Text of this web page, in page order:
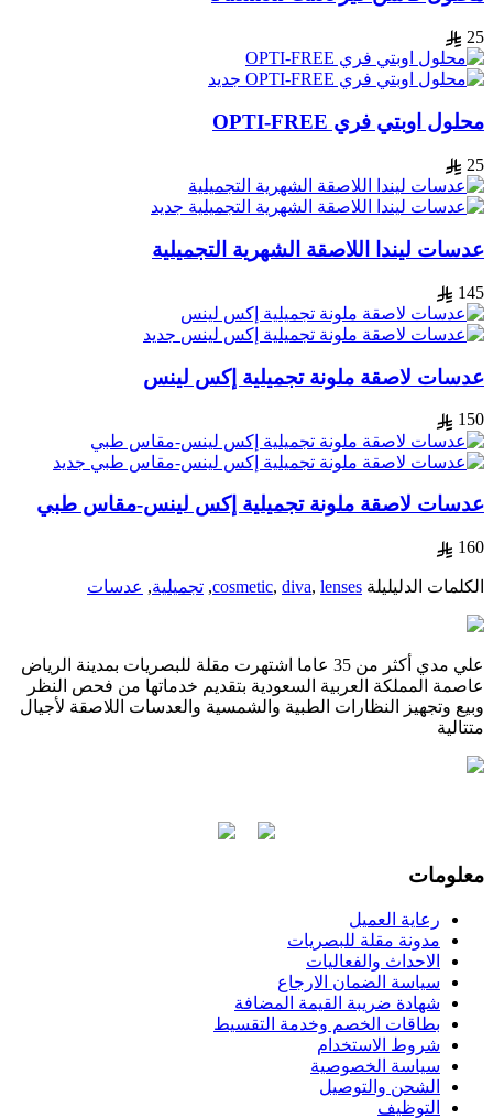
25
جديد
محلول اوبتي فري OPTI-FREE
25
جديد
عدسات ليندا اللاصقة الشهرية التجميلية
145
جديد
عدسات لاصقة ملونة تجميلية إكس لينس
150
جديد
عدسات لاصقة ملونة تجميلية إكس لينس-مقاس طبي
160
الكلمات الدليليلة cosmetic, diva, lenses
, تجميلية, عدسات
علي مدي أكثر من 35 عاما اشتهرت مقلة للبصريات بمدينة الرياض
عاصمة المملكة العربية السعودية بتقديم خدماتها من فحص النظر
وبيع وتجهيز النظارات الطبية والشمسية والعدسات اللاصقة لأجيال
متتالية
معلومات
رعاية العميل
مدونة مقلة للبصريات
الاحداث والفعاليات
سياسة الضمان الارجاع
شهادة ضريبة القيمة المضافة
بطاقات الخصم وخدمة التقسيط
شروط الاستخدام
سياسة الخصوصية
الشحن والتوصيل
التوظيف